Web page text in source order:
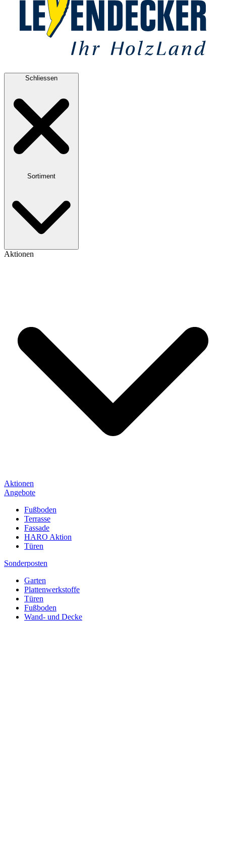
Schliessen
Sortiment
Aktionen
Aktionen
Angebote
Fußboden
Terrasse
Fassade
HARO Aktion
Türen
Sonderposten
Garten
Plattenwerkstoffe
Türen
Fußboden
Wand- und Decke